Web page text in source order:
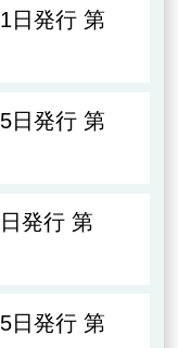
日発行 第
日発行 第
発行 第
日発行 第